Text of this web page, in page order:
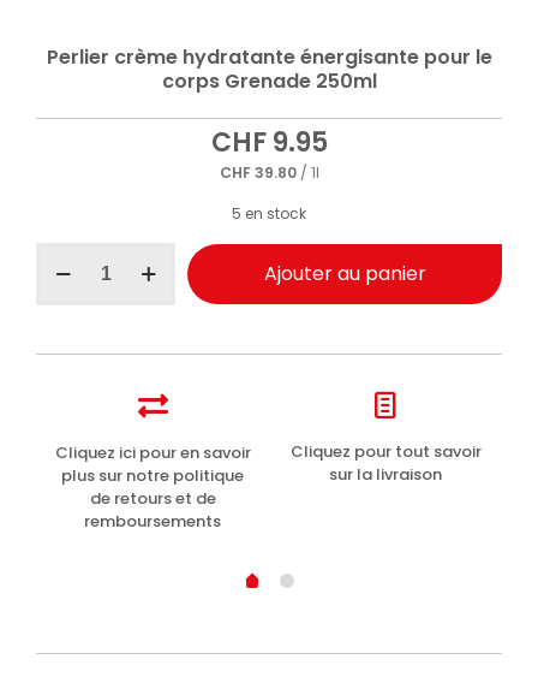
Perlier crème hydratante énergisante pour le
corps Grenade 250ml
CHF9.95
CHF39.80/ 1l
5 en stock
Grenade
250ml
Ajouter au panier
Cliquez ici pour en savoir
plus sur notre politique
de retours et de
remboursements
Cliquez pour tout savoir
sur la livraison